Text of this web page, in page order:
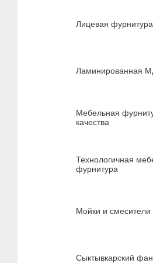
Лицевая фурнитура
Ламинированная
Мебельная
качества
Технологичная
фурнитура
Мойки и смесители
Сыктывкарский